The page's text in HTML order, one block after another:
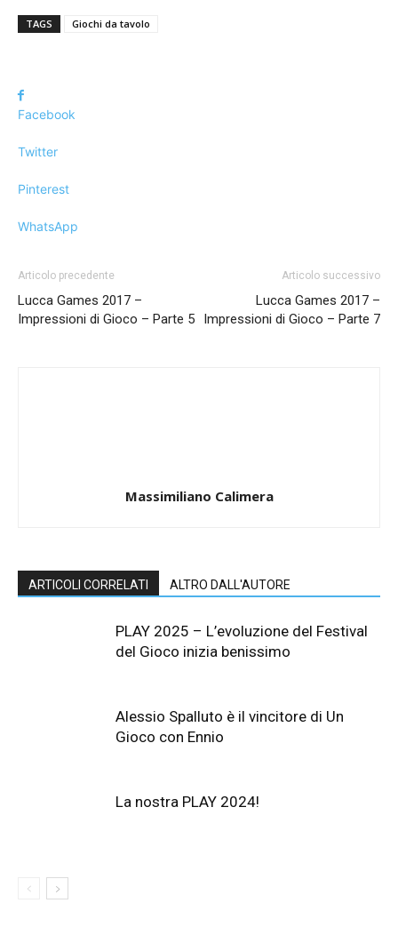
TAGS Giochi da tavolo
Facebook
Twitter
Pinterest
WhatsApp
Articolo precedente
Lucca Games 2017 –
Impressioni di Gioco – Parte 5
Articolo successivo
Lucca Games 2017 –
Impressioni di Gioco – Parte 7
Massimiliano Calimera
ARTICOLI CORRELATI ALTRO DALL'AUTORE
PLAY 2025 – L’evoluzione del Festival
del Gioco inizia benissimo
Alessio Spalluto è il vincitore di Un
Gioco con Ennio
La nostra PLAY 2024!